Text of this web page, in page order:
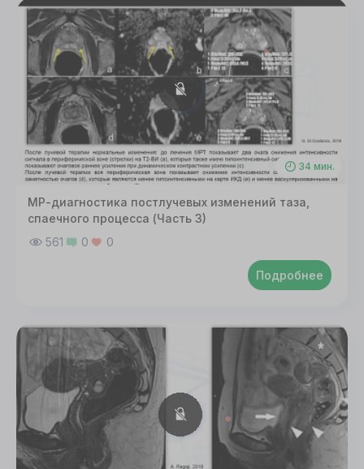
34 мин.
МР-диагностика постлучевых изменений таза,
спаечного процесса (Часть 3)
561
0 0
Подробнее